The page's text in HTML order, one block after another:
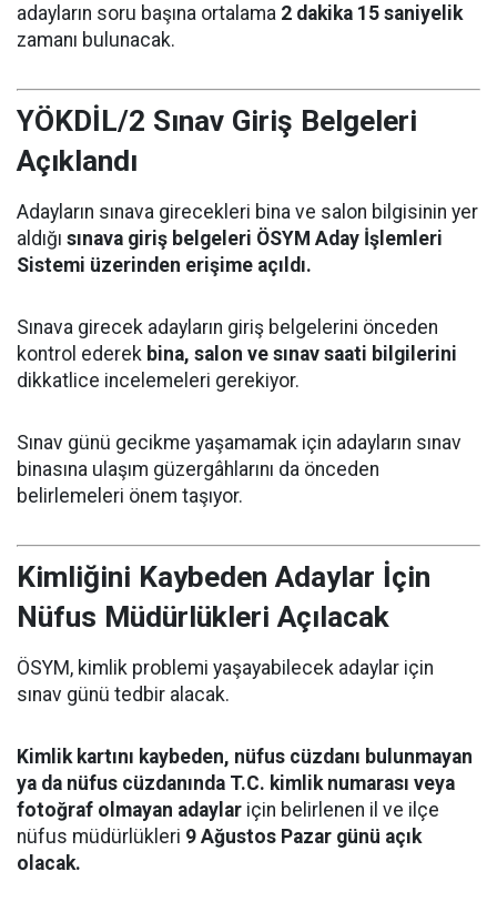
adayların soru başına ortalama 2 dakika 15 saniyelik
zamanı bulunacak.
YÖKDİL/2 Sınav Giriş Belgeleri
Açıklandı
Adayların sınava girecekleri bina ve salon bilgisinin yer
aldığı sınava giriş belgeleri ÖSYM Aday İşlemleri
Sistemi üzerinden erişime açıldı.
Sınava girecek adayların giriş belgelerini önceden
kontrol ederek bina, salon ve sınav saati bilgilerini
dikkatlice incelemeleri gerekiyor.
Sınav günü gecikme yaşamamak için adayların sınav
binasına ulaşım güzergâhlarını da önceden
belirlemeleri önem taşıyor.
Kimliğini Kaybeden Adaylar İçin
Nüfus Müdürlükleri Açılacak
ÖSYM, kimlik problemi yaşayabilecek adaylar için
sınav günü tedbir alacak.
Kimlik kartını kaybeden, nüfus cüzdanı bulunmayan
ya da nüfus cüzdanında T.C. kimlik numarası veya
fotoğraf olmayan adaylar için belirlenen il ve ilçe
nüfus müdürlükleri 9 Ağustos Pazar günü açık
olacak.